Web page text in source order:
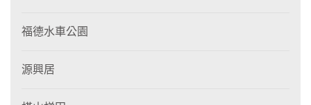
福德水車公園
源興居